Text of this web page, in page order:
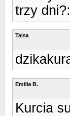
trzy
Taisa
Emilia B.
Kurcia